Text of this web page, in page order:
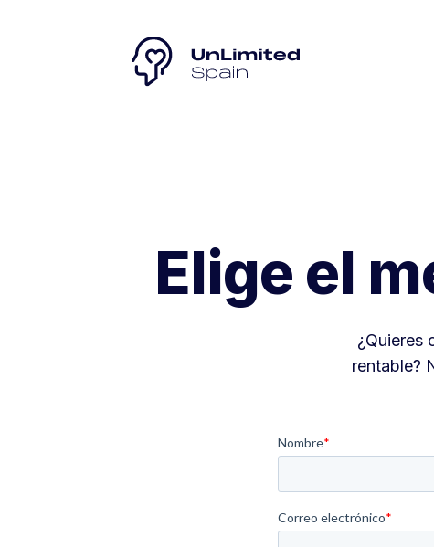
Elige el
¿Quieres
rentable?